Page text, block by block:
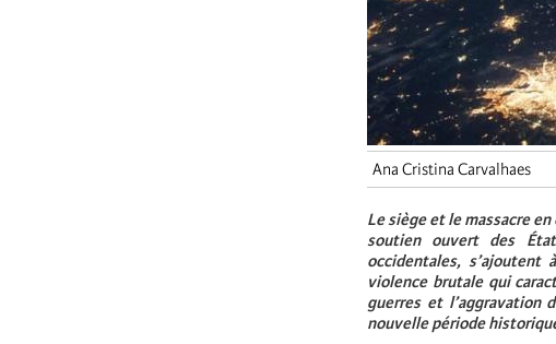
Ana Cristina Carvalhaes
Le siège et le massacre
soutien ouvert des
occidentales,
violence brutale qui
guerres et l’aggravation
nouvelle période